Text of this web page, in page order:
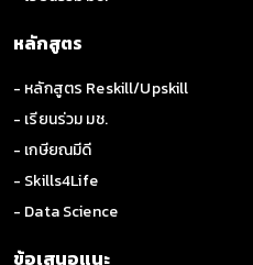
หลักสูตร
- หลักสูตร Reskill/Upskill
- เรียนร่วม มช.
- เกษียณมีดี
- Skills4Life
- Data Science
ข้อเสนอแนะ